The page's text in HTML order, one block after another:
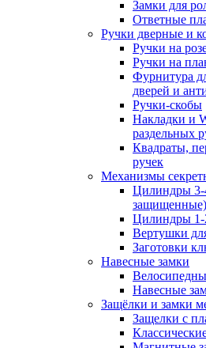
Замки для
Ответные
Ручки дверные и
Ручки на
Ручки на
Фурнитура
дверей и
Ручки-скобы
Накладки и
раздельных
Квадраты,
ручек
Механизмы
Цилиндры 3-
защищенные)
Цилиндры 1-
Вертушки
Заготовки
Навесные замки
Навесные
Защёлки и замки
Защелки с